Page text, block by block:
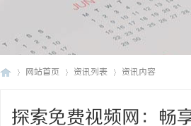
网站首页 资讯列表 资讯内容
探索免费视频网：畅